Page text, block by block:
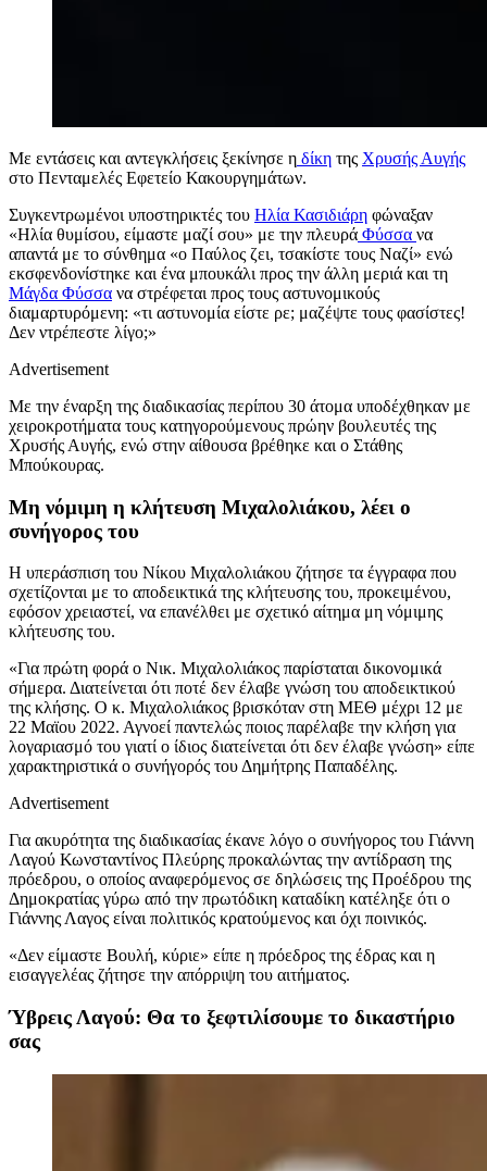
Με εντάσεις και αντεγκλήσεις ξεκίνησε η δίκη της Χρυσής Αυγής
στο Πενταμελές Εφετείο Κακουργημάτων.
Συγκεντρωμένοι υποστηρικτές του Ηλία Κασιδιάρη φώναξαν
«Ηλία θυμίσου, είμαστε μαζί σου» με την πλευρά Φύσσα να
απαντά με το σύνθημα «ο Παύλος ζει, τσακίστε τους Ναζί» ενώ
εκσφενδονίστηκε και ένα μπουκάλι προς την άλλη μεριά και τη
Μάγδα Φύσσα να στρέφεται προς τους αστυνομικούς
διαμαρτυρόμενη: «τι αστυνομία είστε ρε; μαζέψτε τους φασίστες!
Δεν ντρέπεστε λίγο;»
Advertisement
Με την έναρξη της διαδικασίας περίπου 30 άτομα υποδέχθηκαν με
χειροκροτήματα τους κατηγορούμενους πρώην βουλευτές της
Χρυσής Αυγής, ενώ στην αίθουσα βρέθηκε και ο Στάθης
Μπούκουρας.
Μη νόμιμη η κλήτευση Μιχαλολιάκου, λέει ο
συνήγορος του
Η υπεράσπιση του Νίκου Μιχαλολιάκου ζήτησε τα έγγραφα που
σχετίζονται με το αποδεικτικά της κλήτευσης του, προκειμένου,
εφόσον χρειαστεί, να επανέλθει με σχετικό αίτημα μη νόμιμης
κλήτευσης του.
«Για πρώτη φορά ο Νικ. Μιχαλολιάκος παρίσταται δικονομικά
σήμερα. Διατείνεται ότι ποτέ δεν έλαβε γνώση του αποδεικτικού
της κλήσης. Ο κ. Μιχαλολιάκος βρισκόταν στη ΜΕΘ μέχρι 12 με
22 Μαϊου 2022. Αγνοεί παντελώς ποιος παρέλαβε την κλήση για
λογαριασμό του γιατί ο ίδιος διατείνεται ότι δεν έλαβε γνώση» είπε
χαρακτηριστικά ο συνήγορός του Δημήτρης Παπαδέλης.
Advertisement
Για ακυρότητα της διαδικασίας έκανε λόγο ο συνήγορος του Γιάννη
Λαγού Κωνσταντίνος Πλεύρης προκαλώντας την αντίδραση της
πρόεδρου, ο οποίος αναφερόμενος σε δηλώσεις της Προέδρου της
Δημοκρατίας γύρω από την πρωτόδικη καταδίκη κατέληξε ότι ο
Γιάννης Λαγος είναι πολιτικός κρατούμενος και όχι ποινικός.
«Δεν είμαστε Βουλή, κύριε» είπε η πρόεδρος της έδρας και η
εισαγγελέας ζήτησε την απόρριψη του αιτήματος.
Ύβρεις Λαγού: Θα το ξεφτιλίσουμε το δικαστήριο
σας